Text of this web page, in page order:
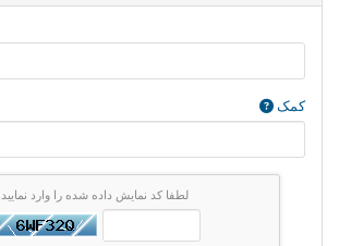
کمک
لطفا کد نمایش داده شده را وارد نمایید